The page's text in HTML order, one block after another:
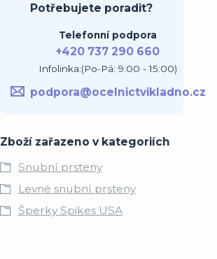
Potřebujete poradit?
Telefonní podpora
+420 737 290 660
Infolinka:(Po-Pá: 9:00 - 15:00)
podpora@ocelnictvikladno.cz
Zboží zařazeno v kategoriích
Snubní prsteny
Levné snubní prsteny
Šperky Spikes USA